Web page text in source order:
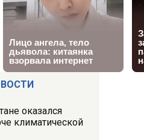
оказался
климатической